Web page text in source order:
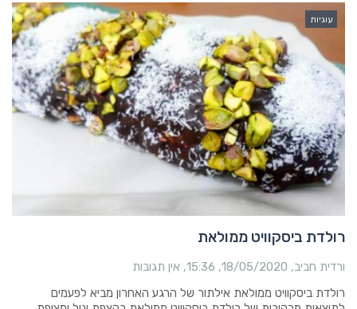
עוגיות
רולדת ביסקוויט ממולאת
ורדית חביב 18/05/2020
15:36 אין תגובות
רולדת ביסקוויט ממולאת אילתור של הרגע האחרון מביא לפעמים